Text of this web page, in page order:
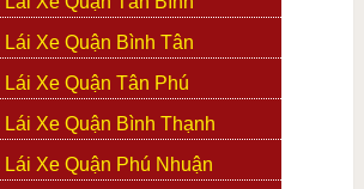
Lái Xe Quận Bình Tân
Lái Xe Quận Tân Phú
Lái Xe Quận Bình Thạnh
Lái Xe Quận Phú Nhuận